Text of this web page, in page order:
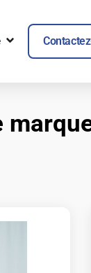
OUVRIR